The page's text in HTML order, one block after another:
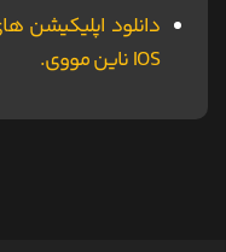
IOS ناین مووی.